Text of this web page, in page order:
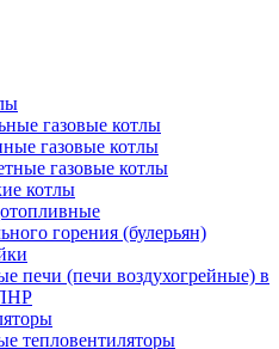
газовые котлы
газовые котлы
газовые котлы
котлы
горения (булерьян)
печи (печи воздухогрейные) в
тепловентиляторы